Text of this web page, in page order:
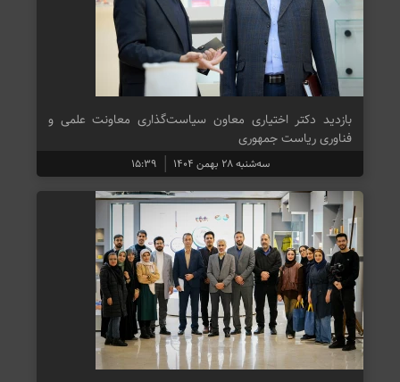
بازدید دکتر اختیاری معاون سیاست‌گذاری معاونت علمی و
فناوری ریاست جمهوری
سه‌شنبه ۲۸ بهمن ۱۴۰۴ ۱۵:۳۹